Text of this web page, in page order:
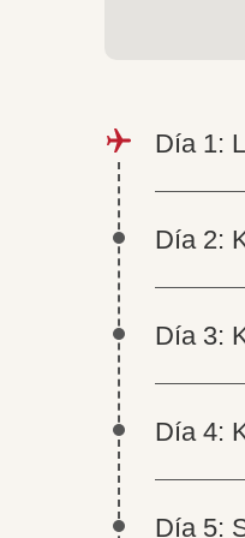
Día 1:
Día 2:
Día 3:
Día 4:
Día 5: